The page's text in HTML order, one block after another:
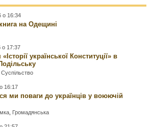
о 16:34
на Одещині
о 17:37
української Конституції» в
,Суспільство
16:17
ми поваги до українців у воюючій
Громадянська